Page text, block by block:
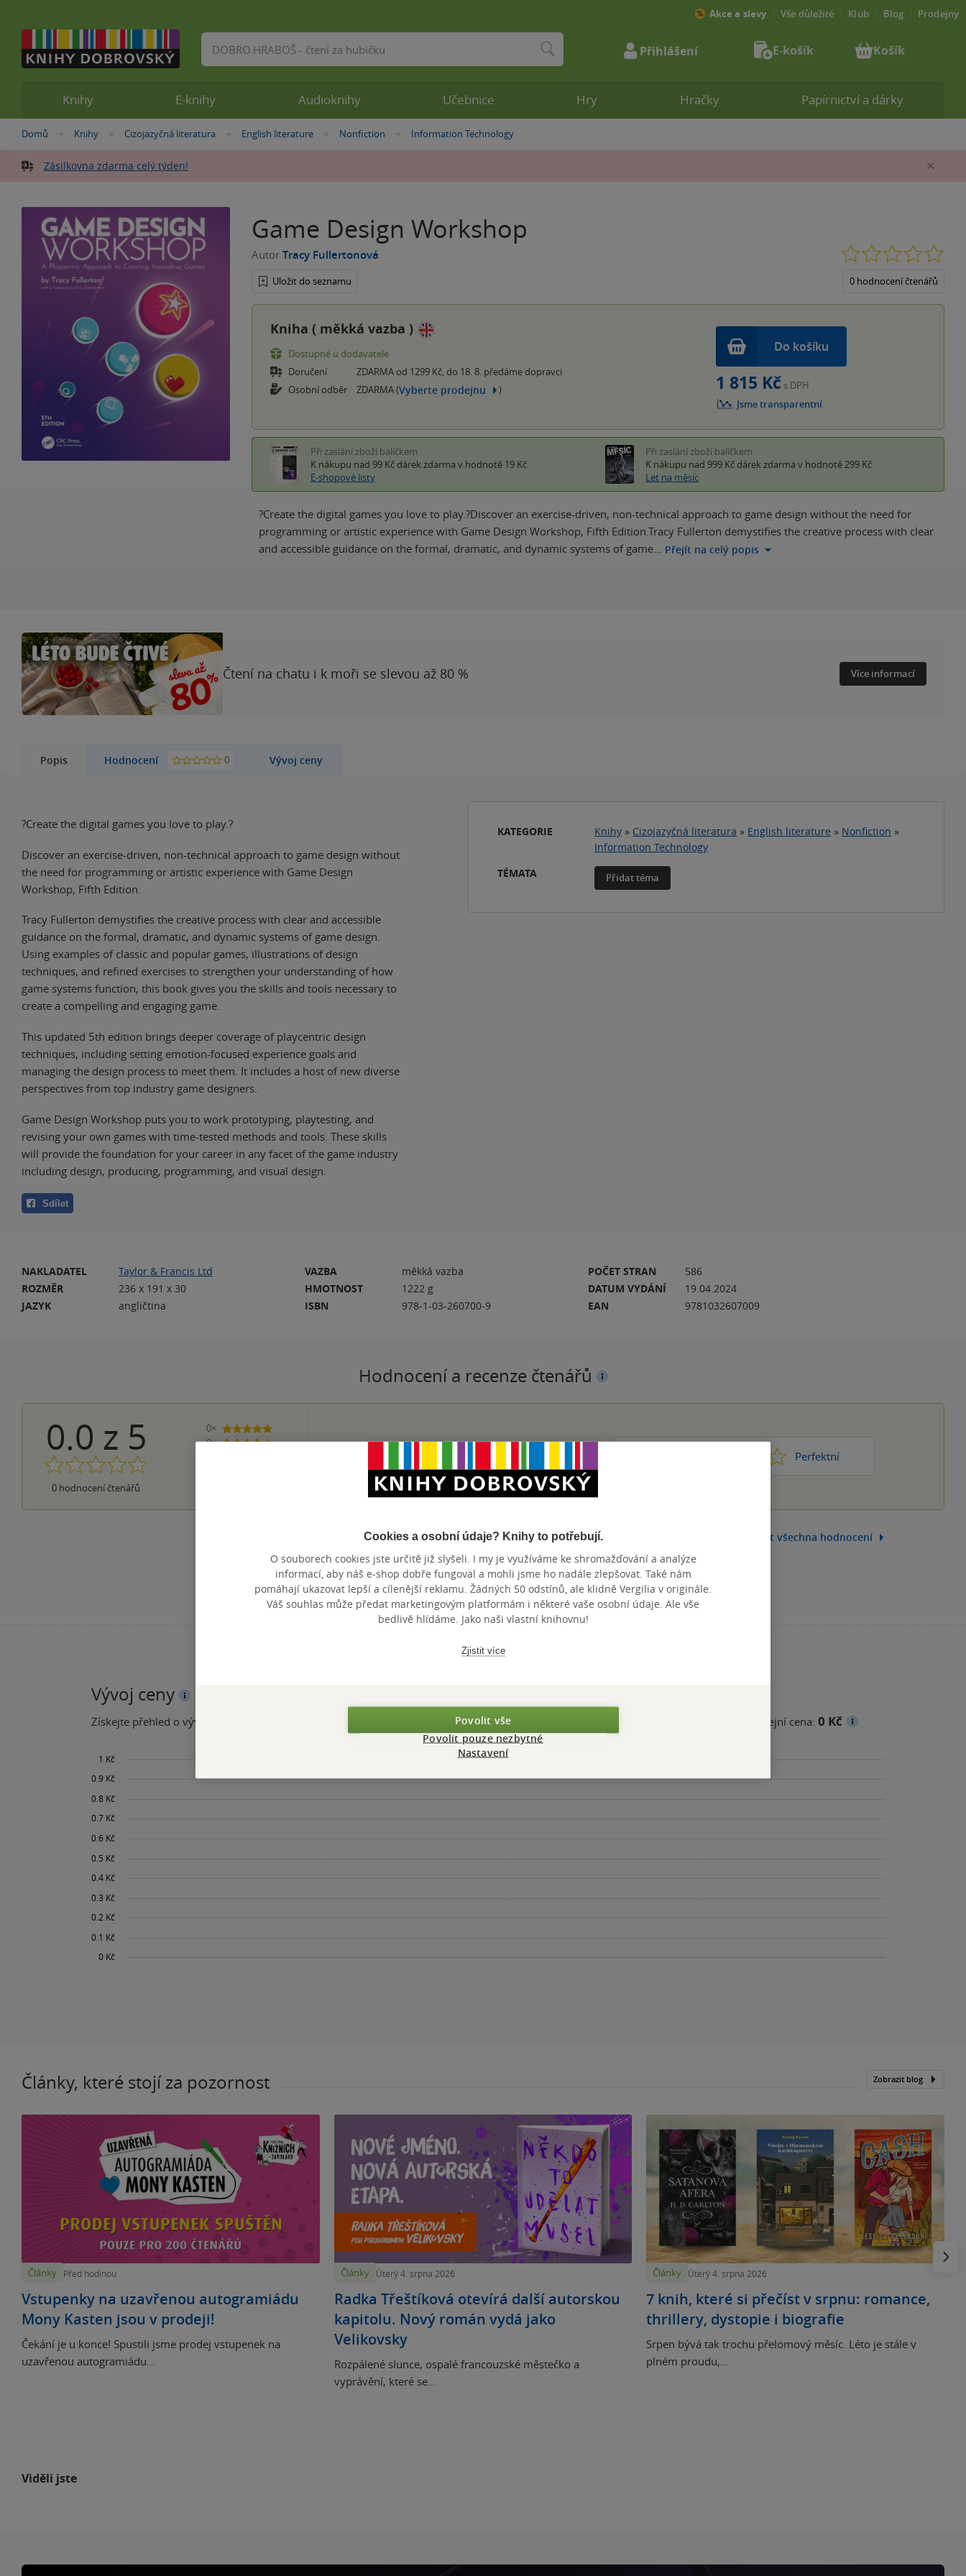
Nacházíte
zde:
Domů »
Knihy »
Cizojazyčná literatura »
English literature »
Nonfiction »
Information Technology
Zásilkovna zdarma celý týden!
Game Design Workshop
Autor Tracy Fullertonová
Uložit do seznamu 0 hodnocení čtenářů
Kniha ( měkká vazba )
Dostupné u dodavatele
Doručení
ZDARMA od 1299 Kč, do 18. 8. předáme dopravci
Osobní odběr
ZDARMA (Vyberte prodejnu )
Do košíku
1 815 Kč s DPH
Jsme transparentní
Při zaslání zboží balíčkem
K nákupu nad 99 Kč dárek zdarma v hodnotě 19 Kč
E-shopové listy
Při zaslání zboží balíčkem
K nákupu nad 999 Kč dárek zdarma v hodnotě 299 Kč
Let na měsíc
?Create the digital games you love to play.?Discover an exercise-driven, non-technical approach to game design without the need for
programming or artistic experience with Game Design Workshop, Fifth Edition.Tracy Fullerton demystifies the creative process with clear
and accessible guidance on the formal, dramatic, and dynamic systems of game… Přejít na celý popis
Čtení na chatu i k moři se slevou až 80 % Více informací
Popis Hodnocení 0 Vývoj ceny
?Create the digital games you love to play.?
Discover an exercise-driven, non-technical approach to game design without
the need for programming or artistic experience with Game Design
Workshop, Fifth Edition.
Tracy Fullerton demystifies the creative process with clear and accessible
guidance on the formal, dramatic, and dynamic systems of game design.
Using examples of classic and popular games, illustrations of design
techniques, and refined exercises to strengthen your understanding of how
game systems function, this book gives you the skills and tools necessary to
create a compelling and engaging game.
This updated 5th edition brings deeper coverage of playcentric design
techniques, including setting emotion-focused experience goals and
managing the design process to meet them. It includes a host of new diverse
perspectives from top industry game designers.
Game Design Workshop puts you to work prototyping, playtesting, and
revising your own games with time-tested methods and tools. These skills
will provide the foundation for your career in any facet of the game industry
including design, producing, programming, and visual design.
Sdílet
KATEGORIE Knihy » Cizojazyčná literatura » English literature » Nonfiction »
Information Technology
TÉMATA
Přidat téma
NAKLADATEL
Taylor & Francis Ltd
ROZMĚR
236 x 191 x 30
JAZYK
angličtina
VAZBA
měkká vazba
HMOTNOST
1222 g
ISBN
978-1-03-260700-9
POČET STRAN
586
DATUM VYDÁNÍ
19.04.2024
EAN
9781032607009
Hodnocení a recenze čtenářů
0.0 z 5
0 hodnocení čtenářů
0×
5 hvězdiček
0×
4 hvězdičky
Perfektní
Zobrazit všechna hodnocení
Přidat hodnocení
Vývoj ceny
Získejte přehled o vývoji ceny za posledních 60 dní. Minimální prodejní cena: 0 Kč
Články, které stojí za pozornost Zobrazit blog
Články Před hodinou
Vstupenky na uzavřenou autogramiádu
Mony Kasten jsou v prodeji!
Čekání je u konce! Spustili jsme prodej vstupenek na
uzavřenou autogramiádu...
Články Úterý 4. srpna 2026
Radka Třeštíková otevírá další autorskou
kapitolu. Nový román vydá jako
Velikovsky
Rozpálené slunce, ospalé francouzské městečko a
vyprávění, které se...
Články Úterý 4. srpna 2026
7 knih, které si přečíst v srpnu: romance,
thrillery, dystopie i biografie
Srpen bývá tak trochu přelomový měsíc. Léto je stále v
plném proudu,...
Knihy E-knihy Audioknihy Učebnice Hry Hračky Papírnictví a dárky
Akce a slevy Vše důležité Klub Blog Prodejny
Vyhledávání Přihlášení E-košík Košík
Viděli jste
Cookies a osobní údaje? Knihy to potřebují.
O souborech cookies jste určitě již slyšeli. I my je využíváme ke shromažďování a analýze
informací, aby náš e-shop dobře fungoval a mohli jsme ho nadále zlepšovat. Také nám
pomáhají ukazovat lepší a cílenější reklamu. Žádných 50 odstínů, ale klidně Vergilia v originále.
Váš souhlas může předat marketingovým platformám i některé vaše osobní údaje. Ale vše
bedlivě hlídáme. Jako naši vlastní knihovnu!
Zjistit více
Povolit vše
Povolit pouze nezbytné
Nastavení